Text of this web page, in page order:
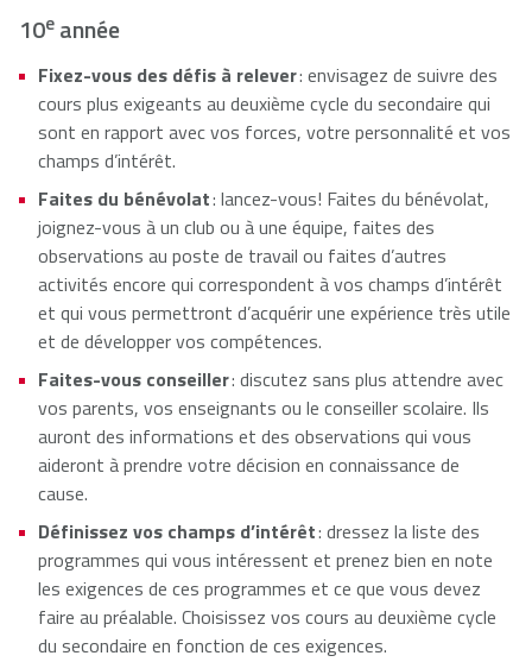
10e année
Fixez-vous des défis à relever: envisagez de suivre des
cours plus exigeants au deuxième cycle du secondaire qui
sont en rapport avec vos forces, votre personnalité et vos
champs d’intérêt.
Faites du bénévolat: lancez-vous! Faites du bénévolat,
joignez-vous à un club ou à une équipe, faites des
observations au poste de travail ou faites d’autres
activités encore qui correspondent à vos champs d’intérêt
et qui vous permettront d’acquérir une expérience très utile
et de développer vos compétences.
Faites-vous conseiller: discutez sans plus attendre avec
vos parents, vos enseignants ou le conseiller scolaire. Ils
auront des informations et des observations qui vous
aideront à prendre votre décision en connaissance de
cause.
Définissez vos champs d’intérêt: dressez la liste des
programmes qui vous intéressent et prenez bien en note
les exigences de ces programmes et ce que vous devez
faire au préalable. Choisissez vos cours au deuxième cycle
du secondaire en fonction de ces exigences.